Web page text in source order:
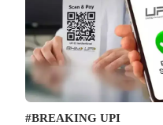
#BREAKING UPI